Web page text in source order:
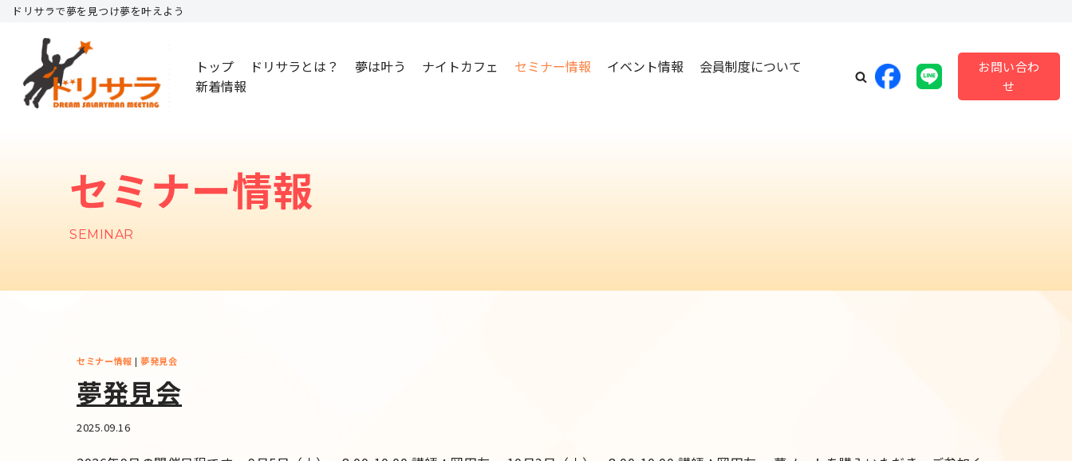
テ
ドリサラで夢を見つけ夢を叶えよう
トップ ドリサラとは？ 夢は叶う ナイトカフェ セミナー情報 イベント情報
会員制度について
新着情報
お問い合わ
せ
セミナー情報
SEMINAR
セミナー情報 |夢発見会
夢発見会
2025.09.16